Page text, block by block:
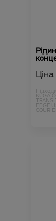
KUGA;
EDGE